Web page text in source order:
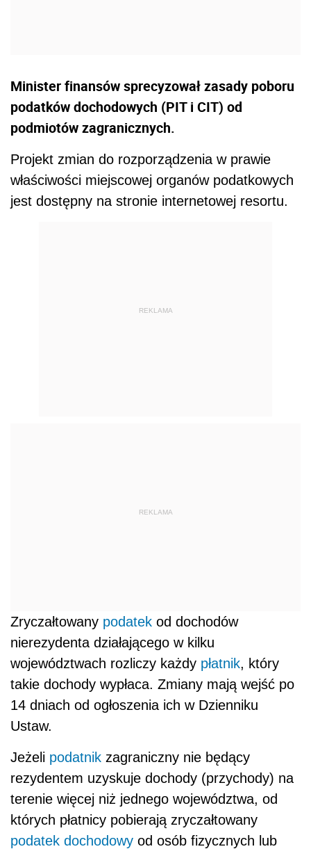
Minister finansów sprecyzował zasady poboru
podatków dochodowych (PIT i CIT) od
podmiotów zagranicznych.
Projekt zmian do rozporządzenia w prawie
właściwości miejscowej organów podatkowych
jest dostępny na stronie internetowej resortu.
REKLAMA
REKLAMA
Zryczałtowany podatek od dochodów
nierezydenta działającego w kilku
województwach rozliczy każdy płatnik, który
takie dochody wypłaca. Zmiany mają wejść po
14 dniach od ogłoszenia ich w Dzienniku
Ustaw.
Jeżeli podatnik zagraniczny nie będący
rezydentem uzyskuje dochody (przychody) na
terenie więcej niż jednego województwa, od
których płatnicy pobierają zryczałtowany
podatek dochodowy od osób fizycznych lub